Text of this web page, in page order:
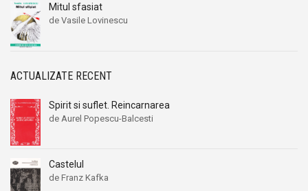
Mitul sfasiat
de Vasile Lovinescu
ACTUALIZATE RECENT
Spirit si suflet. Reincarnarea
de Aurel Popescu-Balcesti
Castelul
de Franz Kafka